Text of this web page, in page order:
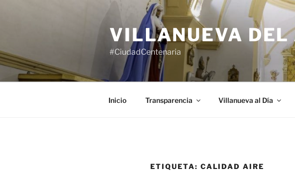
VILLANUEVA DEL
#CiudadCentenaria
Inicio Transparencia Villanueva al Día
ETIQUETA: CALIDAD AIRE